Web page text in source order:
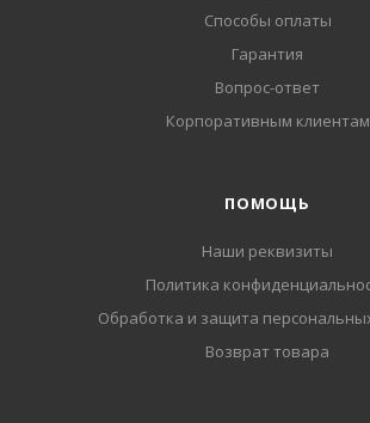
Способы оплаты
Гарантия
Вопрос-ответ
Корпоративным клиентам
ПОМОЩЬ
Наши реквизиты
Политика
Обработка и защита
Возврат товара